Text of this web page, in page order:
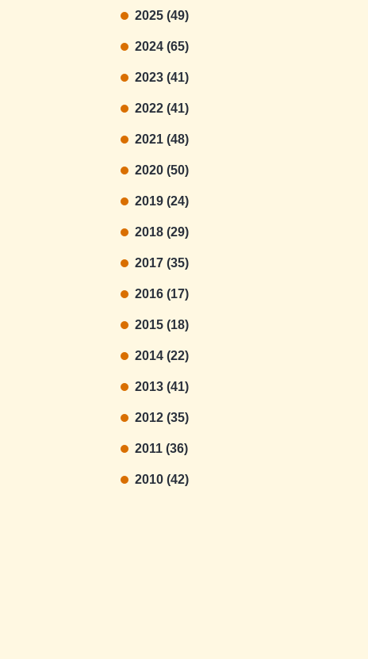
2025 (49)
2024 (65)
2023 (41)
2022 (41)
2021 (48)
2020 (50)
2019 (24)
2018 (29)
2017 (35)
2016 (17)
2015 (18)
2014 (22)
2013 (41)
2012 (35)
2011 (36)
2010 (42)